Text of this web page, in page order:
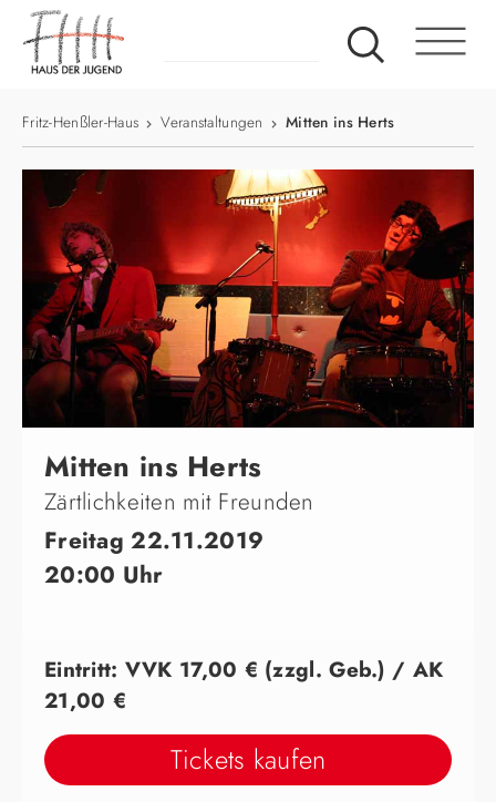
Fritz-Henßler-Haus Veranstaltungen Mitten ins Herts
Mitten ins Herts
Zärtlichkeiten mit Freunden
Freitag 22.11.2019
20:00 Uhr
Eintritt: VVK 17,00 € (zzgl. Geb.) / AK
21,00 €
Tickets kaufen